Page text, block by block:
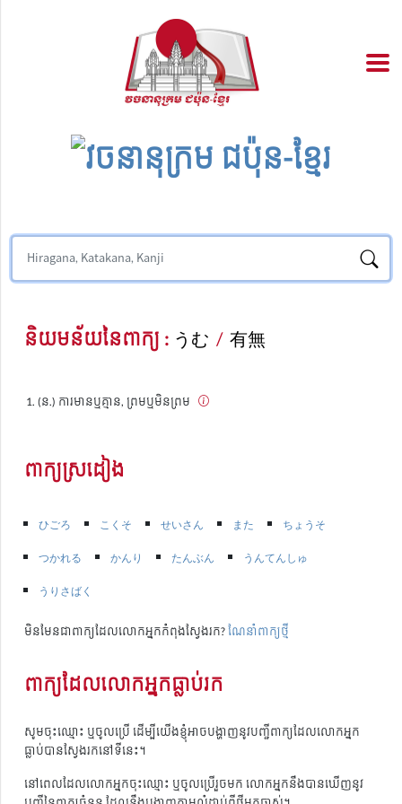
និយមន័យនៃពាក្យ : うむ / 有無
(ន.) ការមានឬគ្មាន, ព្រមឬមិនព្រម
ពាក្យស្រដៀង
ひごろ こくそ せいさん また
ちょうそ
つかれる
かんり たんぶん
うんてんしゅ
うりさばく
មិនមែនជាពាក្យដែលលោកអ្នកកំពុងស្វែងរក?ណែនាំពាក្យថ្មី
ពាក្យដែលលោកអ្នកធ្លាប់រក
សូមចុះឈ្មោះ ឬចូលប្រើ ដើម្បីយើងខ្ញុំអាចបង្ហាញនូវបញ្ជីពាក្យដែលលោកអ្នក
ធ្លាប់បានស្វែងរកនៅទីនេះ។
នៅពេលដែលលោកអ្នកចុះឈ្មោះ ឬចូលប្រើរួចមក លោកអ្នកនឹងបានឃើញនូវ